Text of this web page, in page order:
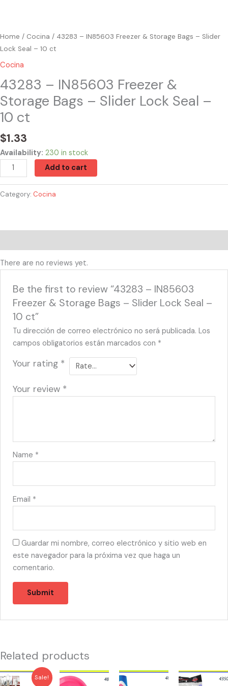
Home / Cocina / 43283 – IN85603 Freezer & Storage Bags – Slider
Lock Seal – 10 ct
Cocina
43283 – IN85603 Freezer &
Storage Bags – Slider Lock Seal –
10 ct
$1.33
Availability: 230 in stock
Add to cart
Category: Cocina
There are no reviews yet.
Be the first to review “43283 – IN85603
Freezer & Storage Bags – Slider Lock Seal –
10 ct”
Tu dirección de correo electrónico no será publicada. Los
campos obligatorios están marcados con *
Your rating *
Your review *
Name *
Email *
Guardar mi nombre, correo electrónico y sitio web en
este navegador para la próxima vez que haga un
comentario.
Related products
Sale!
Original
price
Current
price
43533
48506
48551
43503